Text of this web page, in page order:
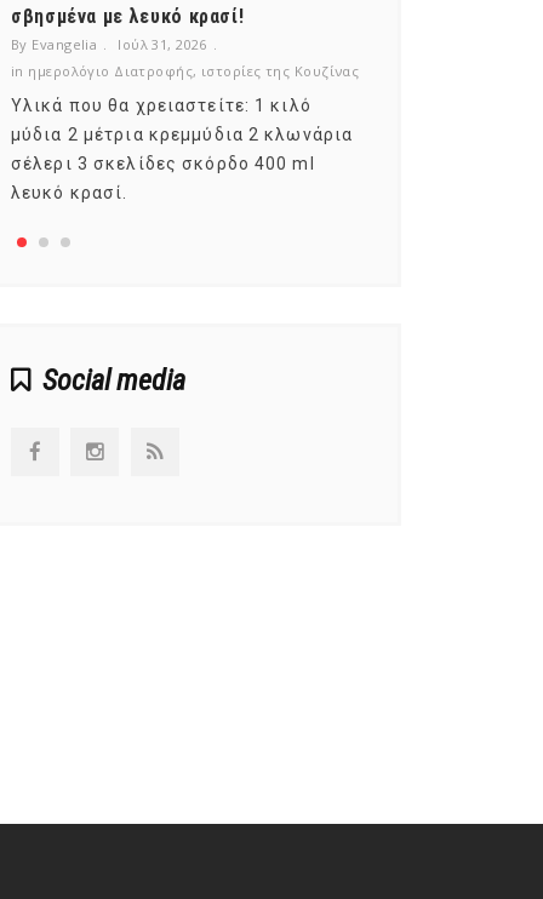
σβησμένα με λευκό κρασί!
By Evangelia
Ιούλ 31, 2026
in ημερολόγιο Διατροφής, ιστορίες της Κουζίνας
Υλικά που θα χρειαστείτε: 1 κιλό
μύδια 2 μέτρια κρεμμύδια 2 κλωνάρια
σέλερι 3 σκελίδες σκόρδο 400 ml
λευκό κρασί.
Social media